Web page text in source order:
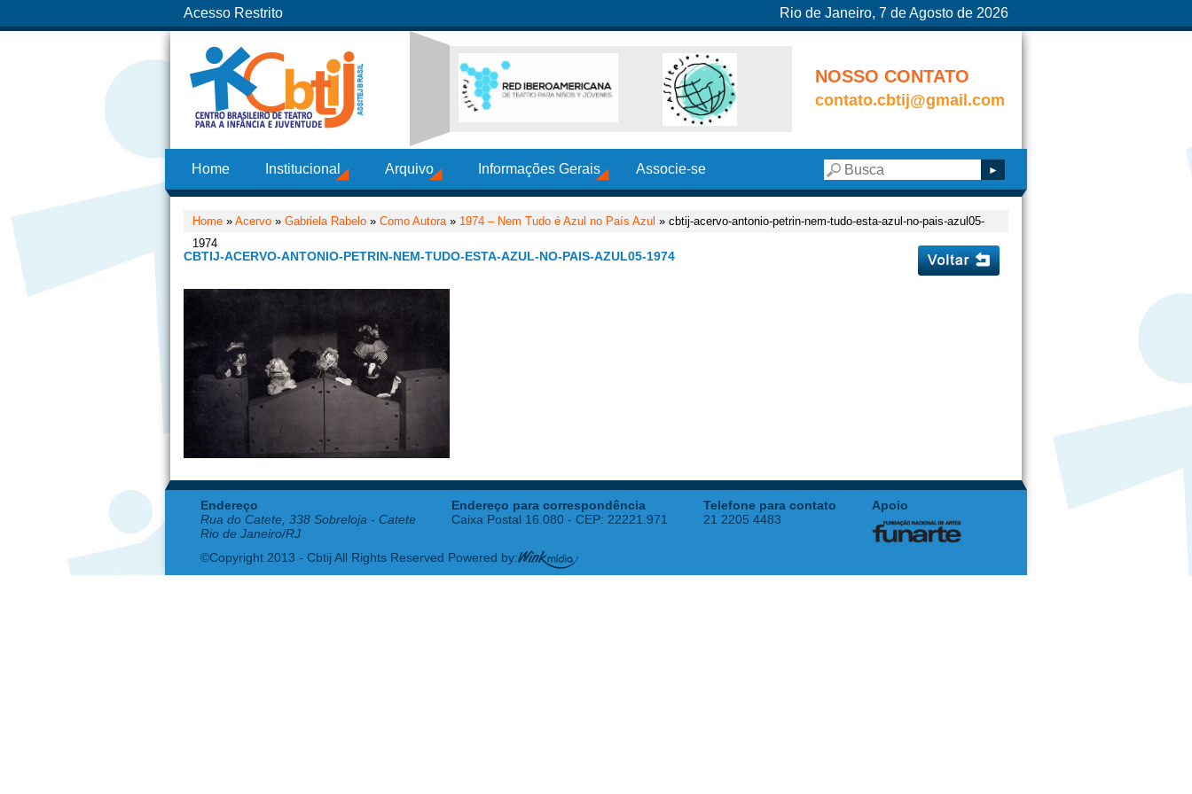
Acesso Restrito Rio de Janeiro, 7 de Agosto de 2026
NOSSO CONTATO
contato.cbtij@gmail.com
Home Institucional Arquivo Informações Gerais Associe-se
Home » Acervo » Gabriela Rabelo » Como Autora» 1974 – Nem Tudo é Azul no País Azul » cbtij-acervo-antonio-petrin-nem-tudo-esta-azul-no-pais-azul05-
1974
CBTIJ-ACERVO-ANTONIO-PETRIN-NEM-TUDO-ESTA-AZUL-NO-PAIS-AZUL05-1974
Endereço
Rua do Catete, 338 Sobreloja - Catete
Rio de Janeiro/RJ
Endereço para correspondência
Caixa Postal 16.080 - CEP: 22221.971
Telefone para contato
21 2205 4483
Apoio
©Copyright 2013 - Cbtij All Rights Reserved Powered by: